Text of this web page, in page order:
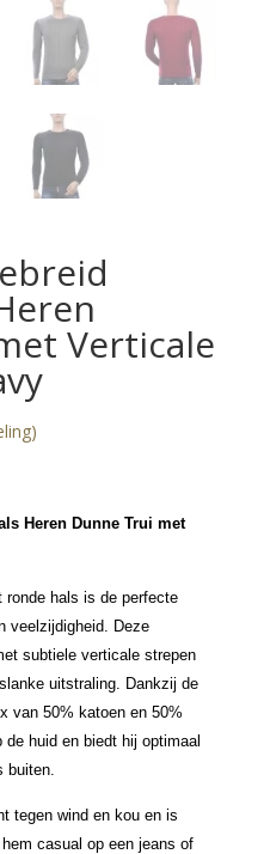
Verticale
Heren Dunne Trui met
ronde hals is de perfecte
veelzijdigheid. Deze
subtiele verticale strepen
uitstraling. Dankzij de
van 50% katoen en 50%
huid en biedt hij optimaal
buiten.
tegen wind en kou en is
casual op een jeans of